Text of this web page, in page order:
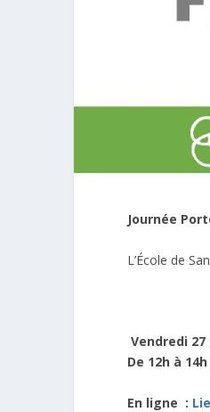
Journée
L’École de
Vendredi
De 12h à 14h
En ligne :